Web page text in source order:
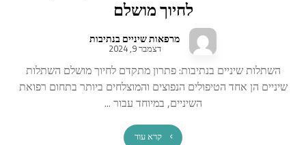
לחיוך מושלם
מרפאות שיניים בנתיבות
דצמבר 9, 2024
השתלות שיניים בנתיבות: פתרון מתקדם לחיוך מושלם השתלות
שיניים הן אחד הטיפולים הנפוצים והמוצלחים ביותר בתחום רפואת
השיניים, במיוחד עבור ...
קרא עוד